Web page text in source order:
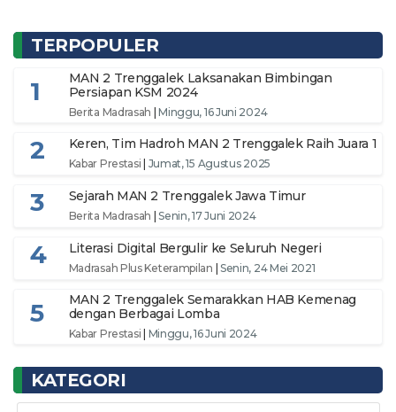
TERPOPULER
1
MAN 2 Trenggalek Laksanakan Bimbingan
Persiapan KSM 2024
Berita Madrasah |Minggu, 16 Juni 2024
2 Keren, Tim Hadroh MAN 2 Trenggalek Raih Juara 1
Kabar Prestasi Jumat, 15 Agustus 2025
3 Sejarah MAN 2 Trenggalek Jawa Timur
Berita Madrasah |Senin, 17 Juni 2024
4 Literasi Digital Bergulir ke Seluruh Negeri
Madrasah Plus Keterampilan Senin, 24 Mei 2021
5
MAN 2 Trenggalek Semarakkan HAB Kemenag
dengan Berbagai Lomba
Kabar Prestasi Minggu, 16 Juni 2024
KATEGORI